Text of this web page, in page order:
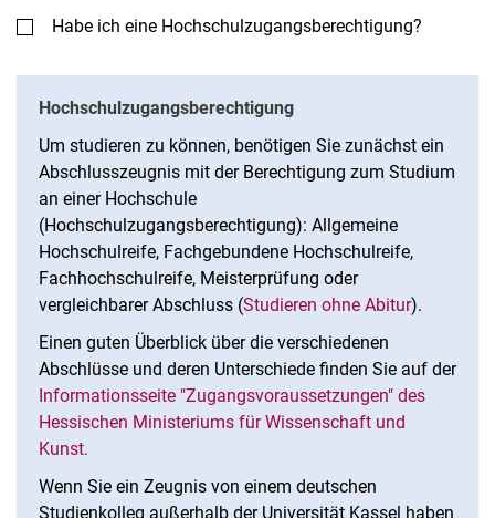
Habe ich eine Hochschulzugangsberechtigung?
Hochschulzugangsberechtigung
Um studieren zu können, benötigen Sie zunächst ein
Abschlusszeugnis mit der Berechtigung zum Studium
an einer Hochschule
(Hochschulzugangsberechtigung): Allgemeine
Hochschulreife, Fachgebundene Hochschulreife,
Fachhochschulreife, Meisterprüfung oder
vergleichbarer Abschluss (Studieren ohne Abitur).
Einen guten Überblick über die verschiedenen
Abschlüsse und deren Unterschiede finden Sie auf der
Informationsseite "Zugangsvoraussetzungen" des
Hessischen Ministeriums für Wissenschaft und
Kunst.
Wenn Sie ein Zeugnis von einem deutschen
Studienkolleg außerhalb der Universität Kassel haben